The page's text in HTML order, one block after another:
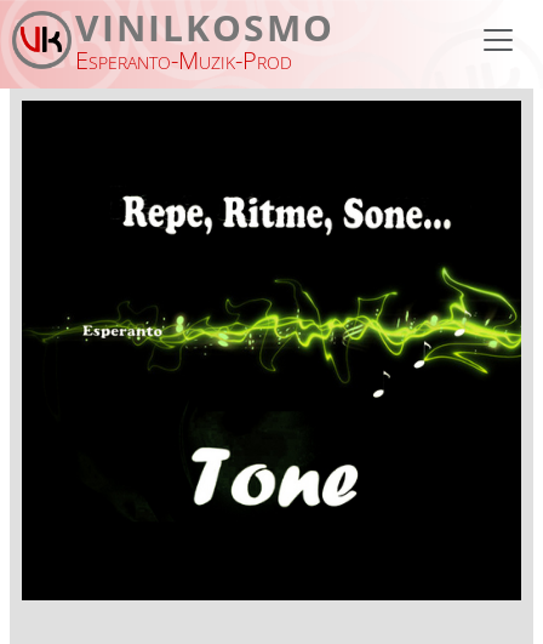
Aller au contenu principal
VINILKOSMO
Esperanto-Muzik-Prod